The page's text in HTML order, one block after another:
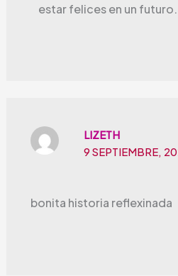
estar felices en un futuro.
LIZETH
9 SEPTIEMBRE,
bonita historia reflexinada